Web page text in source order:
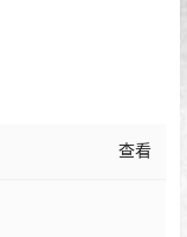
查看